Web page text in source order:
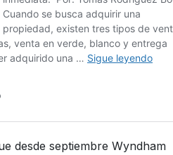
desde septiembre Wyndham